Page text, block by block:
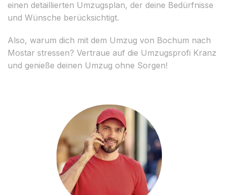
einen detaillierten Umzugsplan, der deine Bedürfnisse
und Wünsche berücksichtigt.
Also, warum dich mit dem Umzug von Bochum nach
Mostar stressen? Vertraue auf die Umzugsprofi Kranz
und genieße deinen Umzug ohne Sorgen!